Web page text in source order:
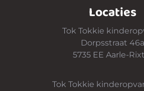
Locaties
Tok Tokkie
Dorpsstraat 46a
5735 EE Aarle-
Tok Tokkie